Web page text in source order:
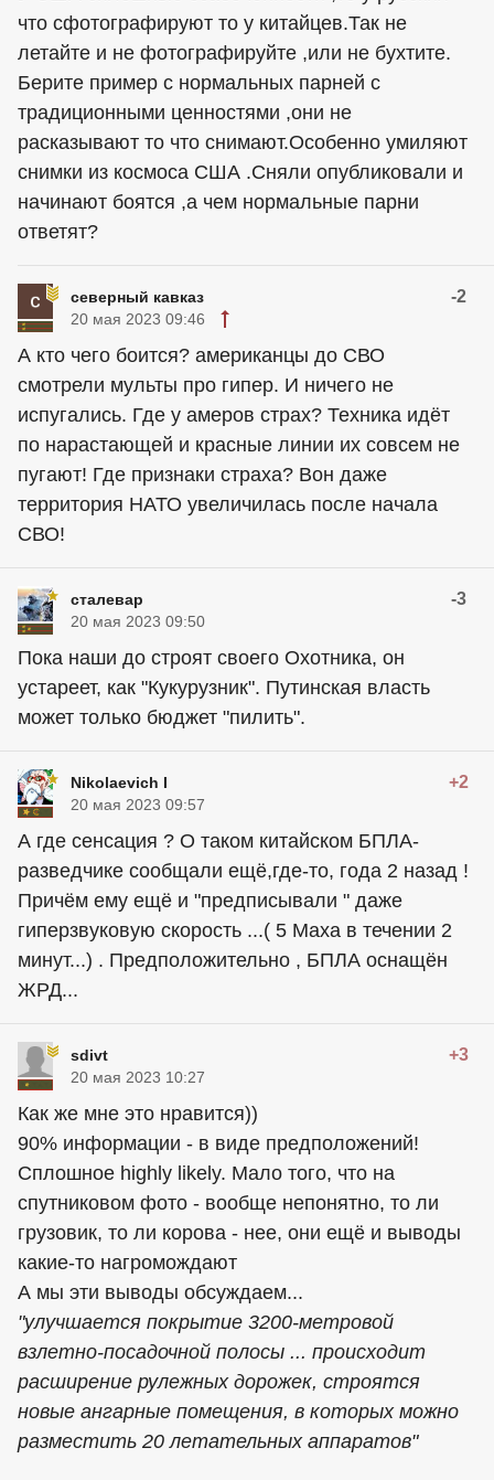
что сфотографируют то у китайцев.Так не
летайте и не фотографируйте ,или не бухтите.
Берите пример с нормальных парней с
традиционными ценностями ,они не
расказывают то что снимают.Особенно умиляют
снимки из космоса США .Сняли опубликовали и
начинают боятся ,а чем нормальные парни
ответят?
северный кавказ -2
20 мая 2023 09:46
А кто чего боится? американцы до СВО
смотрели мульты про гипер. И ничего не
испугались. Где у амеров страх? Техника идёт
по нарастающей и красные линии их совсем не
пугают! Где признаки страха? Вон даже
территория НАТО увеличилась после начала
СВО!
сталевар -3
20 мая 2023 09:50
Пока наши до строят своего Охотника, он
устареет, как "Кукурузник". Путинская власть
может только бюджет "пилить".
Nikolaevich I +2
20 мая 2023 09:57
А где сенсация ? О таком китайском БПЛА-
разведчике сообщали ещё,где-то, года 2 назад !
Причём ему ещё и "предписывали " даже
гиперзвуковую скорость ...( 5 Маха в течении 2
минут...) . Предположительно , БПЛА оснащён
ЖРД...
sdivt +3
20 мая 2023 10:27
Как же мне это нравится))
90% информации - в виде предположений!
Сплошное highly likely. Мало того, что на
спутниковом фото - вообще непонятно, то ли
грузовик, то ли корова - нее, они ещё и выводы
какие-то нагромождают
А мы эти выводы обсуждаем...
"улучшается покрытие 3200-метровой
взлетно-посадочной полосы ... происходит
расширение рулежных дорожек, строятся
новые ангарные помещения, в которых можно
разместить 20 летательных аппаратов"